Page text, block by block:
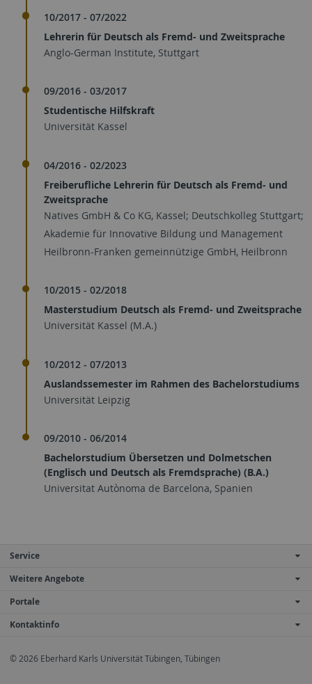
10/2017 - 07/2022
Lehrerin für Deutsch als Fremd- und Zweitsprache
Anglo-German Institute, Stuttgart
09/2016 - 03/2017
Studentische Hilfskraft
Universität Kassel
04/2016 - 02/2023
Freiberufliche Lehrerin für Deutsch als Fremd- und
Zweitsprache
Natives GmbH & Co KG, Kassel; Deutschkolleg Stuttgart;
Akademie für Innovative Bildung und Management
Heilbronn-Franken gemeinnützige GmbH, Heilbronn
10/2015 - 02/2018
Masterstudium Deutsch als Fremd- und Zweitsprache
Universität Kassel (M.A.)
10/2012 - 07/2013
Auslandssemester im Rahmen des Bachelorstudiums
Universität Leipzig
09/2010 - 06/2014
Bachelorstudium Übersetzen und Dolmetschen
(Englisch und Deutsch als Fremdsprache) (B.A.)
Universitat Autònoma de Barcelona, Spanien
Service
Weitere Angebote
Portale
Kontaktinfo
© 2026 Eberhard Karls Universität Tübingen, Tübingen